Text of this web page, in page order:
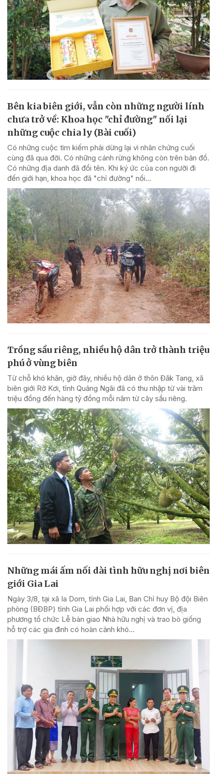
Bên kia biên giới, vẫn còn những người lính
chưa trở về: Khoa học "chỉ đường" nối lại
những cuộc chia ly (Bài cuối)
Có những cuộc tìm kiếm phải dừng lại vì nhân chứng cuối
cùng đã qua đời. Có những cánh rừng không còn trên bản đồ.
Có những địa danh đã đổi tên. Khi ký ức của con người đi
đến giới hạn, khoa học đã "chỉ đường" nối...
Trồng sầu riêng, nhiều hộ dân trở thành triệu
phú ở vùng biên
Từ chỗ khó khăn, giờ đây, nhiều hộ dân ở thôn Đăk Tang, xã
biên giới Rờ Kơi, tỉnh Quảng Ngãi đã có thu nhập từ vài trăm
triệu đồng đến hàng tỷ đồng mỗi năm từ cây sầu riêng.
Những mái ấm nối dài tình hữu nghị nơi biên
giới Gia Lai
Ngày 3/8, tại xã Ia Dom, tỉnh Gia Lai, Ban Chỉ huy Bộ đội Biên
phòng (BĐBP) tỉnh Gia Lai phối hợp với các đơn vị, địa
phương tổ chức Lễ bàn giao Nhà hữu nghị và trao bò giống
hỗ trợ các gia đình có hoàn cảnh khó...